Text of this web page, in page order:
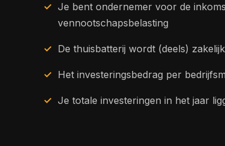
Je bent ondernemer voor de
vennootschapsbelasting
De thuisbatterij wordt (deels)
Het investeringsbedrag per
Je totale investeringen in het jaar